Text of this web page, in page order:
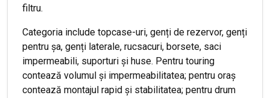
filtru.
Categoria include topcase-uri, genți de rezervor, genți
pentru șa, genți laterale, rucsacuri, borsete, saci
impermeabili, suporturi și huse. Pentru touring
contează volumul și impermeabilitatea; pentru oraș
contează montajul rapid și stabilitatea; pentru drum